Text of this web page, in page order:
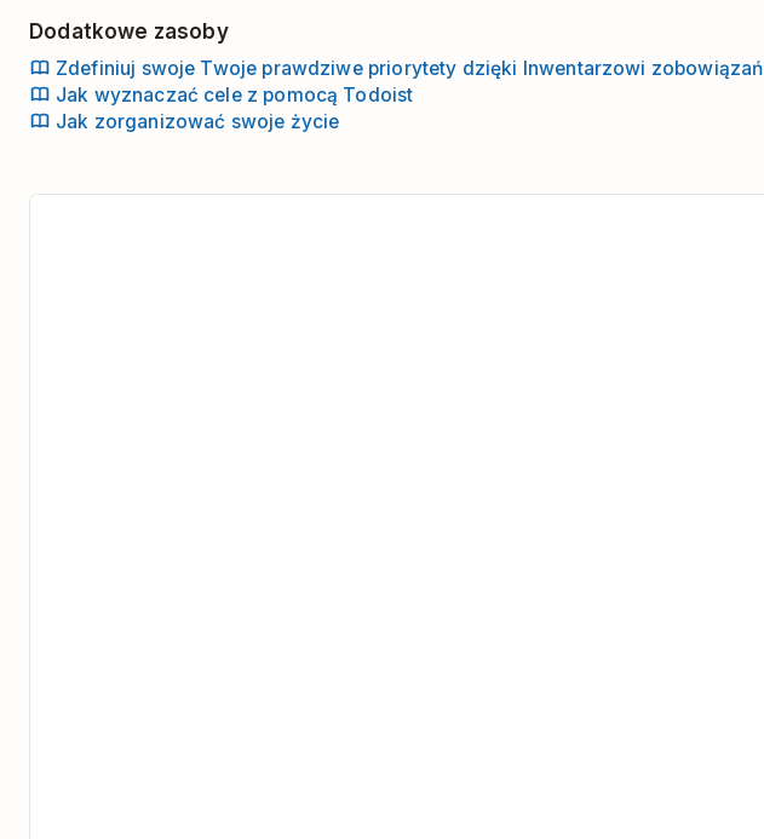
Dodatkowe zasoby
Zdefiniuj swoje Twoje prawdziwe priorytety dzięki Inwentarzowi zobowiązań
Jak wyznaczać cele z pomocą Todoist
Jak zorganizować swoje życie